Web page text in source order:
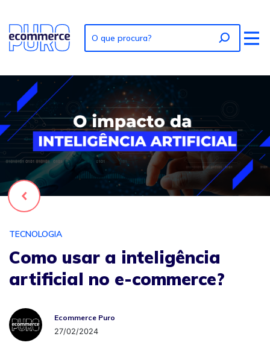
Foto: Como usar a inteligência artificial no e-commerce?
Voltar
TECNOLOGIA
Como usar a inteligência
artificial no e-commerce?
Ecommerce Puro
Ecommerce Puro
27/02/2024